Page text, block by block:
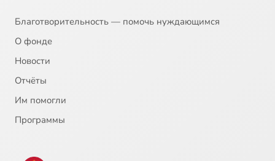
Благотворительность — помочь нуждающимся
О фонде
Новости
Отчёты
Им помогли
Программы